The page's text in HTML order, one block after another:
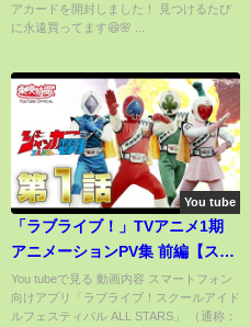
アカードを開封しました！ 見つけるたび
に永遠買ってます😆🌸 ...
You tube
「ラブライブ！」TVアニメ1期
アニメーションPV集 前編【スク
スタリリース記念！】
You tubeで見る 動画内容 スマートフォン
向けアプリ「ラブライブ！スクールアイド
ルフェスティバル ALL STARS」 （通称：